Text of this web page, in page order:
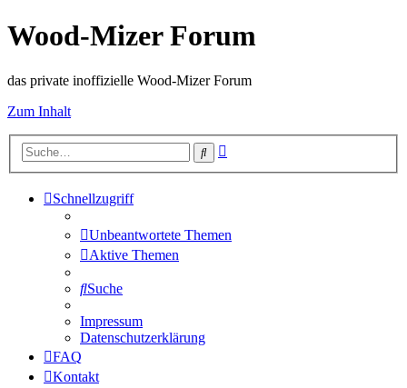
Wood-Mizer Forum
das private inoffizielle Wood-Mizer Forum
Zum Inhalt
Suche
Schnellzugriff
Unbeantwortete Themen
Aktive Themen
Suche
Impressum
Datenschutzerklärung
FAQ
Kontakt